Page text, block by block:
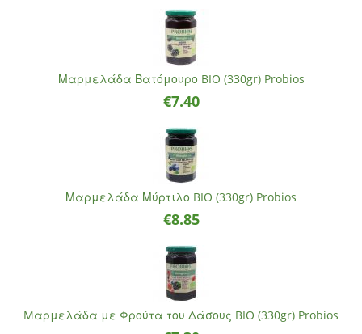
Μαρμελάδα Βατόμουρο BIO (330gr) Probios
€7.40
Μαρμελάδα Μύρτιλο BIO (330gr) Probios
€8.85
Mαρμελάδα με Φρούτα του Δάσους BIO (330gr) Probios